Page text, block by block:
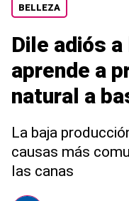
BELLEZA
Dile adiós
aprende a
natural a
La baja
causas más
las canas